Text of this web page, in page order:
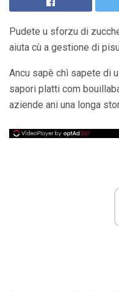
Pudete u sforzu di
aiuta cù a gestione di
Ancu sapè chì sapete di
sapori platti com
aziende ani una longa